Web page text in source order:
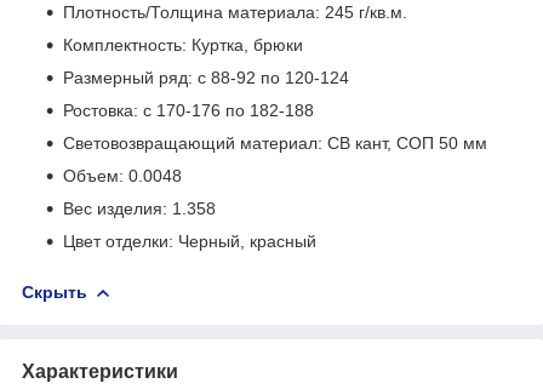
Плотность/Толщина материала: 245 г/кв.м.
Комплектность: Куртка, брюки
Размерный ряд: с 88-92 по 120-124
Ростовка: с 170-176 по 182-188
Световозвращающий материал: СВ кант, СОП 50 мм
Объем: 0.0048
Вес изделия: 1.358
Цвет отделки: Черный, красный
Скрыть
Характеристики